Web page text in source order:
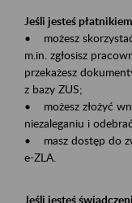
Jeśli jesteś
• możesz
m.in. zgłosisz
przekażesz
z bazy ZUS;
• możesz złożyć
niezaleganiu i
• masz dostęp do
e-ZLA.
Jeśli jesteś